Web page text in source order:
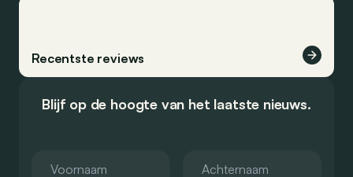
Recentste reviews
Blijf op de hoogte van het laatste nieuws.